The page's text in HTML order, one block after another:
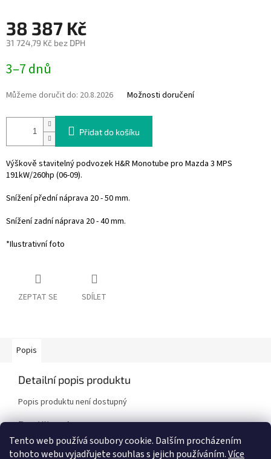
Tento web používá soubory cookie. Dalším procházením
tohoto webu vyjadřujete souhlas s jejich používáním.Více
38 387 Kč
31 724,79 Kč bez DPH
cena:
3–7 dnů
Můžeme doručit do: 20.8.2026 Možnosti doručení
Přidat do košíku
Výškově stavitelný podvozek H&R Monotube pro Mazda 3 MPS
191kW/260hp (06-09).
Snížení přední náprava 20 - 50 mm.
Snížení zadní náprava 20 - 40 mm.
*Ilustrativní foto
ZEPTAT SE SDÍLET
Popis
Detailní popis produktu
Popis produktu není dostupný
Doplňkové parametry
Kategorie:
Podvozkové sady